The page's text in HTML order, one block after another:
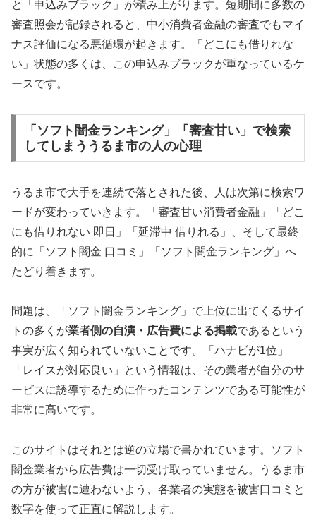
と「申込みブラック」が積み上がります。短期間に多数の
審査照会が記録されると、中小消費者金融の審査でもマイ
ナス評価になる悪循環が起きます。「どこにも借りれな
い」状態の多くは、この申込みブラックが重なっているケ
ースです。
「ソフト闇金ランキング」「審査甘い」で検索
してしまううるま市の人の心理
うるま市で大手を連続で落とされた後、人は次第に検索ワ
ードが変わっていきます。「審査甘い消費者金融」「どこ
にも借りれない 即日」「延滞中 借りれる」、そして最終
的に「ソフト闇金 口コミ」「ソフト闇金ランキング」へ
たどり着きます。
問題は、「ソフト闇金ランキング」で上位に出てくるサイ
トの多くが業者側の自演・広告費による掲載であるという
事実が広く知られていないことです。「ハナビが1位」
「レイスが対応良い」という情報は、その業者が自分のサ
ービスに誘導するために作ったコンテンツである可能性が
非常に高いです。
このサイトはそれとは逆の立場で書かれています。ソフト
闇金業者から広告費は一切受け取っていません。うるま市
の方が被害に遭わないよう、各業者の実態を被害口コミと
数字を使って正直に解説します。